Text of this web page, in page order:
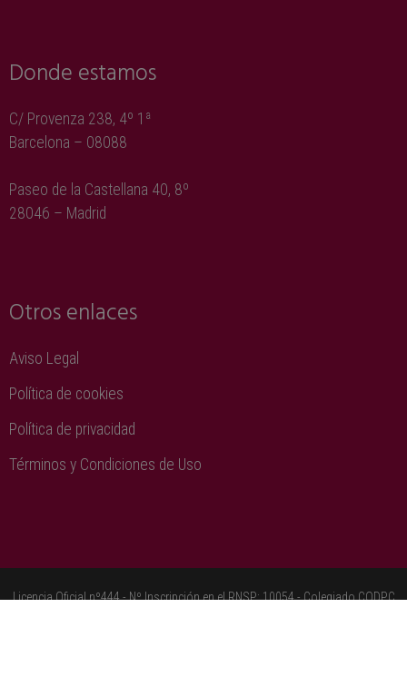
Donde estamos
C/ Provenza 238, 4º 1ª
Barcelona – 08088
Paseo de la Castellana 40, 8º
28046 – Madrid
Otros enlaces
Aviso Legal
Política de cookies
Política de privacidad
Términos y Condiciones de Uso
Licencia Oficial nº444 - Nº Inscripción en el RNSP: 10054 - Colegiado CODPC